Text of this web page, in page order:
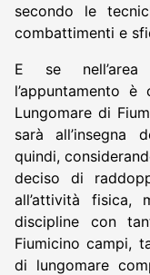
secondo le
combattimenti e
E se
l’appuntamento
Lungomare di
sarà all’insegna
quindi,
deciso di
all’attività fisica,
discipline con
Fiumicino campi,
di lungomare